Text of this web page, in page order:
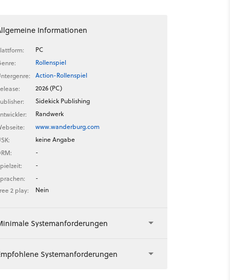
Informationen
PC
Rollenspiel
Action-Rollenspiel
2026 (PC)
Sidekick Publishing
Randwerk
www.wanderburg.com
keine Angabe
-
-
-
2 play:
Nein
Systemanforderungen
Systemanforderungen